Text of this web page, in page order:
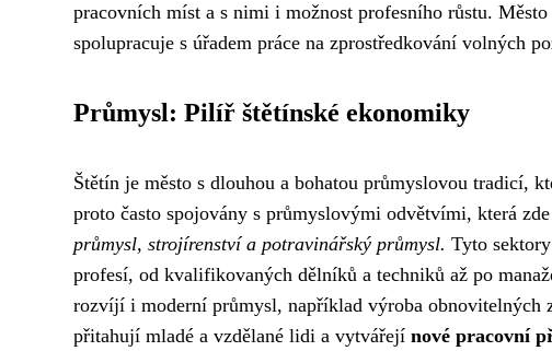
pracovních míst a s nimi i možnost profesního růstu.
spolupracuje s úřadem práce na zprostředkování volných
Průmysl: Pilíř štětínské ekonomiky
Štětín je město s dlouhou a bohatou průmyslovou tradicí,
proto často spojovány s průmyslovými odvětvími, která
průmysl, strojírenství a potravinářský průmysl. Tyto
profesí, od kvalifikovaných dělníků a techniků až po
rozvíjí i moderní průmysl, například výroba obnovitelných
přitahují mladé a vzdělané lidi a vytvářejí nové pracovní